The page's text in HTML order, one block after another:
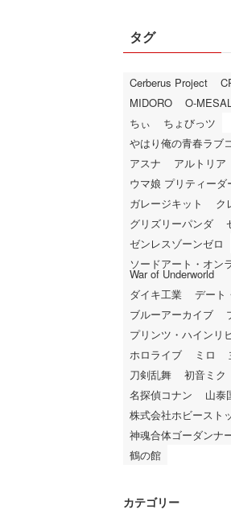
タグ
Cerberus Project
MIDORO
O-
ちぃ
ちょびっツ
やはり俺の青春ラブ
アスナ
アルトリア
ウマ娘 プリティーダ
ガレージキット
ク
グリズリーパンダ
ゼンレスゾーンゼロ
ソードアート・オン
War of Underworld
ダイキ工業
デート
ブルーアーカイブ
プリンツ・ハインリ
ホロライブ
ミロ
刀剣乱舞
初音ミク
名探偵コナン
山泰
株式会社ホビースト
神魂合体ゴーダンナ
鶴の館
カテゴリー